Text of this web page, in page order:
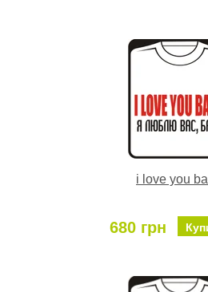
i love you
680 грн